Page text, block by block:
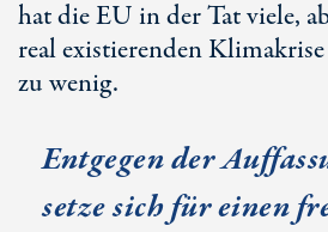
hat die EU in der Tat viele,
real existierenden
zu wenig.
Entgegen der
setze sich für einen